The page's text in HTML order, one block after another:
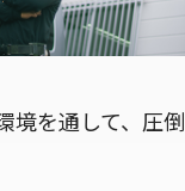
境を通して、圧倒